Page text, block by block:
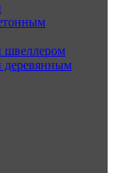
швеллером
деревянным